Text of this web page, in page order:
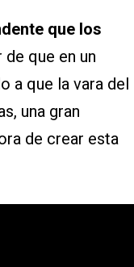
que los
de que en un
a que la vara del
una gran
de crear esta